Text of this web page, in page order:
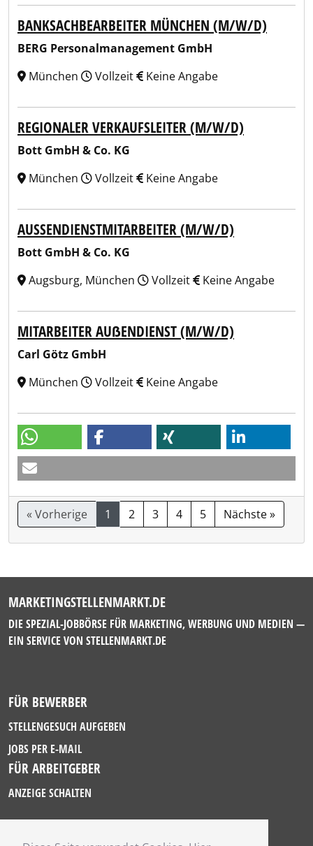
BANKSACHBEARBEITER MÜNCHEN (M/W/D)
BERG Personalmanagement GmbH
München
Vollzeit Keine Angabe
REGIONALER VERKAUFSLEITER (M/W/D)
Bott GmbH & Co. KG
München
Vollzeit Keine Angabe
AUSSENDIENSTMITARBEITER (M/W/D)
Bott GmbH & Co. KG
Augsburg, München
Vollzeit Keine Angabe
MITARBEITER AUẞENDIENST (M/W/D)
Carl Götz GmbH
München
Vollzeit Keine Angabe
« Vorherige 1 2 3 4 5 Nächste »
MARKETINGSTELLENMARKT.DE
DIE SPEZIAL-JOBBÖRSE FÜR MARKETING, WERBUNG UND MEDIEN —
EIN SERVICE VON STELLENMARKT.DE
FÜR BEWERBER
STELLENGESUCH AUFGEBEN
JOBS PER E-MAIL
FÜR ARBEITGEBER
ANZEIGE SCHALTEN